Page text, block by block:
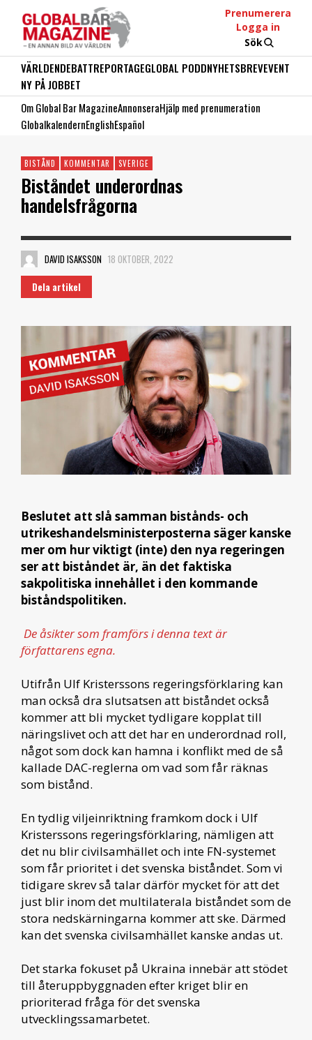
Prenumerera
Logga in
Sök
VÄRLDENDEBATTREPORTAGEGLOBAL PODDNYHETSBREVEVENT
NY PÅ JOBBET
Om Global Bar MagazineAnnonseraHjälp med prenumeration
GlobalkalendernEnglishEspañol
BISTÅND KOMMENTAR SVERIGE
Biståndet underordnas
handelsfrågorna
DAVID ISAKSSON 18 OKTOBER, 2022
Dela artikel
Beslutet att slå samman bistånds- och
utrikeshandelsministerposterna säger kanske
mer om hur viktigt (inte) den nya regeringen
ser att biståndet är, än det faktiska
sakpolitiska innehållet i den kommande
biståndspolitiken.
De åsikter som framförs i denna text är
författarens egna.
Utifrån Ulf Kristerssons regeringsförklaring kan
man också dra slutsatsen att biståndet också
kommer att bli mycket tydligare kopplat till
näringslivet och att det har en underordnad roll,
något som dock kan hamna i konflikt med de så
kallade DAC-reglerna om vad som får räknas
som bistånd.
En tydlig viljeinriktning framkom dock i Ulf
Kristerssons regeringsförklaring, nämligen att
det nu blir civilsamhället och inte FN-systemet
som får prioritet i det svenska biståndet. Som vi
tidigare skrev så talar därför mycket för att det
just blir inom det multilaterala biståndet som de
stora nedskärningarna kommer att ske. Därmed
kan det svenska civilsamhället kanske andas ut.
Det starka fokuset på Ukraina innebär att stödet
till återuppbyggnaden efter kriget blir en
prioriterad fråga för det svenska
utvecklingssamarbetet.